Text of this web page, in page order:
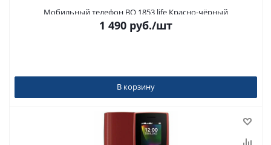
Мобильный телефон BQ 1853 life Красно-чёрный
1 490 руб./шт
В корзину